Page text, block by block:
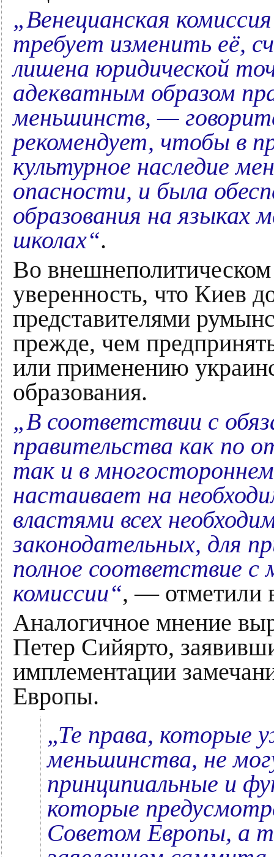
„Венецианская
требует изменить её,
лишена юридической
адекватным образом
меньшинств, —
рекомендует, чтобы в
культурное наследие
опасности, и была
образования на языках
школах“.
Во
уверенность, что Киев
представителями
прежде, чем
или применению
образования.
„В соответствии с
правительства как по
так и в
настаивает на
властями всех
законодательных, для
полное соответствие с
комиссии“, — отметили
Аналогичное мнение
Петер Сийярто,
имплементации
Европы.
„Те права, которые
меньшинства, не
принципиальные и
которые
Советом Европы, а